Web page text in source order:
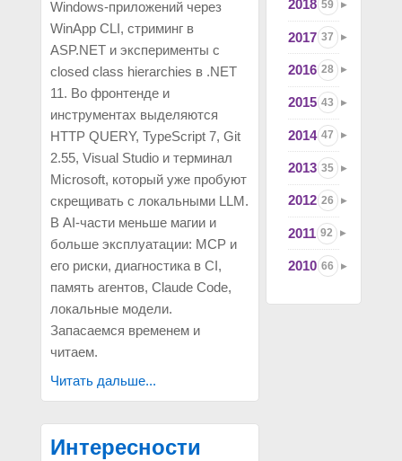
Windows-приложений через
WinApp CLI, стриминг в
ASP.NET и эксперименты с
closed class hierarchies в .NET
11. Во фронтенде и
инструментах выделяются
HTTP QUERY, TypeScript 7, Git
2.55, Visual Studio и терминал
Microsoft, который уже пробуют
скрещивать с локальными LLM.
В AI-части меньше магии и
больше эксплуатации: MCP и
его риски, диагностика в CI,
память агентов, Claude Code,
локальные модели.
Запасаемся временем и
читаем.
Читать дальше...
Интересности
2018 59
2017 37
2016 28
2015 43
2014 47
2013 35
2012 26
2011 92
2010 66